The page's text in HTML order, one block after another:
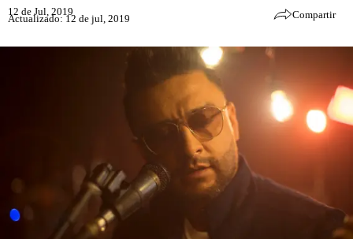
12 de Jul, 2019
Actualizado: 12 de jul, 2019 Compartir